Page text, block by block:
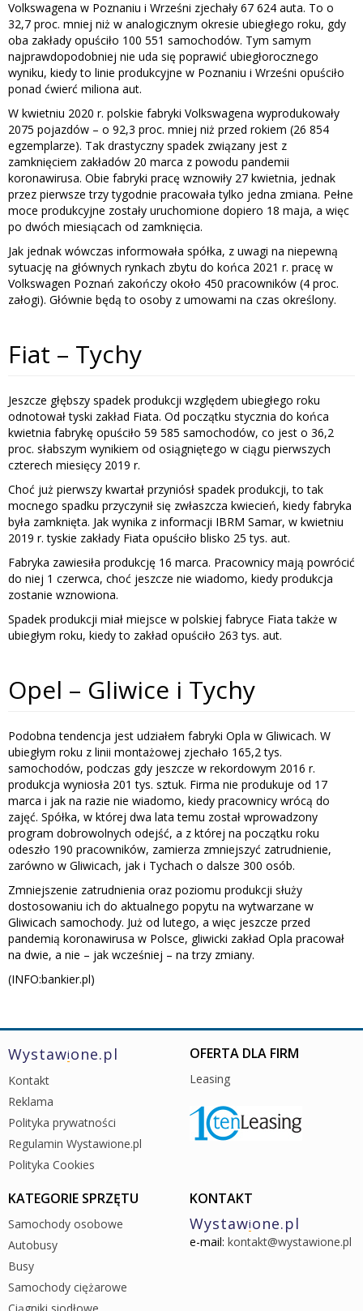
Volkswagena w Poznaniu i Wrześni zjechały 67 624 auta. To o
32,7 proc. mniej niż w analogicznym okresie ubiegłego roku, gdy
oba zakłady opuściło 100 551 samochodów. Tym samym
najprawdopodobniej nie uda się poprawić ubiegłorocznego
wyniku, kiedy to linie produkcyjne w Poznaniu i Wrześni opuściło
ponad ćwierć miliona aut.
W kwietniu 2020 r. polskie fabryki Volkswagena wyprodukowały
2075 pojazdów – o 92,3 proc. mniej niż przed rokiem (26 854
egzemplarze). Tak drastyczny spadek związany jest z
zamknięciem zakładów 20 marca z powodu pandemii
koronawirusa. Obie fabryki pracę wznowiły 27 kwietnia, jednak
przez pierwsze trzy tygodnie pracowała tylko jedna zmiana. Pełne
moce produkcyjne zostały uruchomione dopiero 18 maja, a więc
po dwóch miesiącach od zamknięcia.
Jak jednak wówczas informowała spółka, z uwagi na niepewną
sytuację na głównych rynkach zbytu do końca 2021 r. pracę w
Volkswagen Poznań zakończy około 450 pracowników (4 proc.
załogi). Głównie będą to osoby z umowami na czas określony.
Fiat – Tychy
Jeszcze głębszy spadek produkcji względem ubiegłego roku
odnotował tyski zakład Fiata. Od początku stycznia do końca
kwietnia fabrykę opuściło 59 585 samochodów, co jest o 36,2
proc. słabszym wynikiem od osiągniętego w ciągu pierwszych
czterech miesięcy 2019 r.
Choć już pierwszy kwartał przyniósł spadek produkcji, to tak
mocnego spadku przyczynił się zwłaszcza kwiecień, kiedy fabryka
była zamknięta. Jak wynika z informacji IBRM Samar, w kwietniu
2019 r. tyskie zakłady Fiata opuściło blisko 25 tys. aut.
Fabryka zawiesiła produkcję 16 marca. Pracownicy mają powrócić
do niej 1 czerwca, choć jeszcze nie wiadomo, kiedy produkcja
zostanie wznowiona.
Spadek produkcji miał miejsce w polskiej fabryce Fiata także w
ubiegłym roku, kiedy to zakład opuściło 263 tys. aut.
Opel – Gliwice i Tychy
Podobna tendencja jest udziałem fabryki Opla w Gliwicach. W
ubiegłym roku z linii montażowej zjechało 165,2 tys.
samochodów, podczas gdy jeszcze w rekordowym 2016 r.
produkcja wyniosła 201 tys. sztuk. Firma nie produkuje od 17
marca i jak na razie nie wiadomo, kiedy pracownicy wrócą do
zajęć. Spółka, w której dwa lata temu został wprowadzony
program dobrowolnych odejść, a z której na początku roku
odeszło 190 pracowników, zamierza zmniejszyć zatrudnienie,
zarówno w Gliwicach, jak i Tychach o dalsze 300 osób.
Zmniejszenie zatrudnienia oraz poziomu produkcji służy
dostosowaniu ich do aktualnego popytu na wytwarzane w
Gliwicach samochody. Już od lutego, a więc jeszcze przed
pandemią koronawirusa w Polsce, gliwicki zakład Opla pracował
na dwie, a nie – jak wcześniej – na trzy zmiany.
(INFO:bankier.pl)
Wystawione.pl
Kontakt
Reklama
Polityka prywatności
Regulamin Wystawione.pl
Polityka Cookies
OFERTA DLA FIRM
Leasing
KATEGORIE SPRZĘTU
Samochody osobowe
Autobusy
Busy
Samochody ciężarowe
KONTAKT
Wystawione.pl
e-mail: kontakt@wystawione.pl